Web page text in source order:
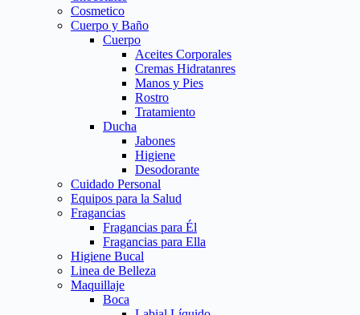
Cosmetico
Cuerpo y Baño
Cuerpo
Aceites Corporales
Cremas Hidratanres
Manos y Pies
Rostro
Tratamiento
Ducha
Jabones
Higiene
Desodorante
Cuidado Personal
Equipos para la Salud
Fragancias
Fragancias para Él
Fragancias para Ella
Higiene Bucal
Linea de Belleza
Maquillaje
Boca